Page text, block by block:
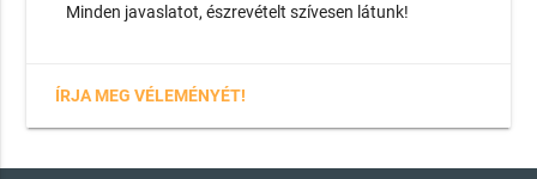
Minden javaslatot, észrevételt szívesen látunk!
ÍRJA MEG VÉLEMÉNYÉT!